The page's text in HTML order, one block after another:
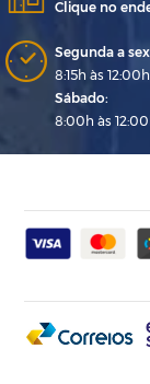
Clique no
Segunda a
8:15h às
Sábado:
8:00h às